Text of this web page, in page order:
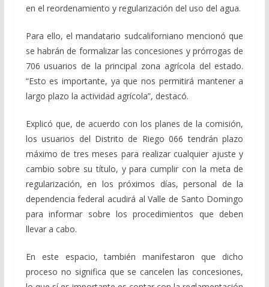
en el reordenamiento y regularización del uso del agua.
Para ello, el mandatario sudcaliforniano mencionó que
se habrán de formalizar las concesiones y prórrogas de
706 usuarios de la principal zona agrícola del estado.
“Esto es importante, ya que nos permitirá mantener a
largo plazo la actividad agrícola”, destacó.
Explicó que, de acuerdo con los planes de la comisión,
los usuarios del Distrito de Riego 066 tendrán plazo
máximo de tres meses para realizar cualquier ajuste y
cambio sobre su título, y para cumplir con la meta de
regularización, en los próximos días, personal de la
dependencia federal acudirá al Valle de Santo Domingo
para informar sobre los procedimientos que deben
llevar a cabo.
En este espacio, también manifestaron que dicho
proceso no significa que se cancelen las concesiones,